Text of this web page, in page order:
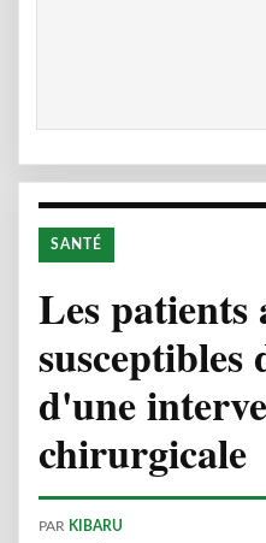
SANTÉ
Les
d'une
chirurgicale
PAR KIBARU